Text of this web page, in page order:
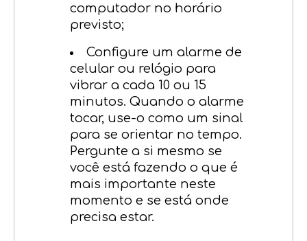
computador no horário
previsto;
Configure um alarme de
celular ou relógio para
vibrar a cada 10 ou 15
minutos. Quando o alarme
tocar, use-o como um sinal
para se orientar no tempo.
Pergunte a si mesmo se
você está fazendo o que é
mais importante neste
momento e se está onde
precisa estar.